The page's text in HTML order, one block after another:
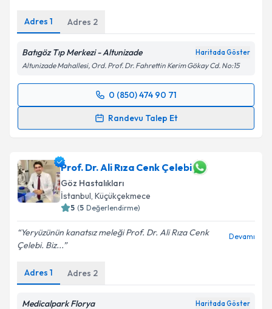
Adres 1 Adres 2
Batıgöz Tıp Merkezi - Altunizade Haritada Göster
Altunizade Mahallesi, Ord. Prof. Dr. Fahrettin Kerim Gökay Cd. No:15
0 (850) 474 90 71
Randevu Talep Et
Randevu Takvimi Talebi
için bir takvim hazırlandığında e-posta ile
bilgilendireceğiz.
E-posta Adresiniz
Metni'ni okudum ve kişisel verilerimin belirtilen
kapsamda işlenmesini kabul ediyorum.
Prof. Dr. Ali Rıza Cenk Çelebi
Göz Hastalıkları
İstanbul, Küçükçekmece
5 (5 Değerlendirme)
Yeryüzünün kanatsız meleği Prof. Dr. Ali Rıza Cenk
Çelebi. Biz...
Devamı
Adres 1 Adres 2
Medicalpark Florya Haritada Göster